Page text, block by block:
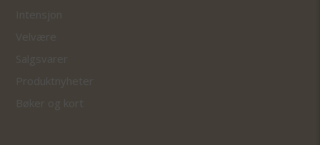
Intensjon
Velvære
Salgsvarer
Produktnyheter
Bøker og kort